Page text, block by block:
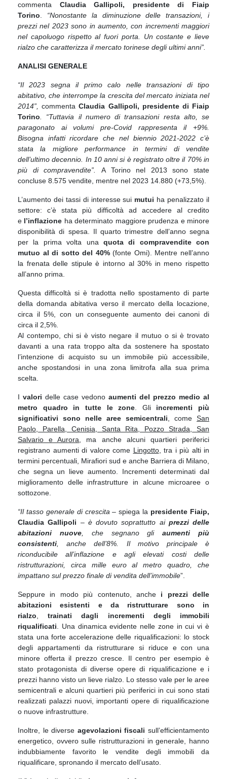
commenta Claudia Gallipoli, presidente di Fiaip
Torino
“Nonostante la diminuzione delle transazioni, i
prezzi nel 2023 sono in aumento, con incrementi maggiori
nel capoluogo rispetto al fuori porta. Un costante e lieve
rialzo che caratterizza il mercato torinese degli ultimi anni”.
ANALISI GENERALE
“Il 2023 segna il primocalo nelle transazioni di tipo
abitativo, che interrompe la crescita del mercato iniziata nel
2014”,
commentaClaudia Gallipoli, presidente di Fiaip
Torino . “Tuttavia il numero di transazioni resta alto, se
paragonato ai volumi pre-Covid rappresenta il +9%.
Bisogna infatti ricordare che nel biennio 2021-2022 c’è
stata la migliore performance in termini di vendite
dell’ultimo decennio. In 10 anni si è registrato oltre il 70% in
più di compravendite”. A Torino nel 2013 sono state
concluse 8.575 vendite, mentre nel 2023 14.880 (+73,5%).
L’aumento dei tassi di interesse sui mutui ha penalizzato il
settore: c’è stata più difficoltà ad accedere al credito
e l’inflazione ha determinato maggiore prudenza e minore
disponibilità di spesa. Il quarto trimestre dell’anno segna
per la prima volta una quota di compravendite con
mutuo al di sotto del 40%(fonte Omi). Mentre nell’anno
la frenata delle stipule è intorno al 30% in meno rispetto
all’anno prima.
Questa difficoltà si è tradotta nello spostamento di parte
della domanda abitativa verso il mercato della locazione,
circa il 5%, con un conseguente aumento dei canoni di
circa il 2,5%.
Al contempo, chi si è visto negare il mutuo o si è trovato
davanti a una rata troppo alta da sostenere ha spostato
l’intenzione di acquisto su un immobile più accessibile,
anche spostandosi in una zona limitrofa alla sua prima
scelta.
I valori delle case vedono aumenti del prezzo medio al
metro quadro
in tutte le zone . Gli incrementi più
significativi sono nelle aree semicentrali , come San
Paolo, Parella, Cenisia, Santa Rita, Pozzo Strada, San
Salvario e Aurora , ma anche alcuni quartieri periferici
registrano aumenti di valore come Lingotto, tra i più alti in
termini percentuali, Mirafiori sud e anche Barriera di Milano,
che segna un lieve aumento. Incrementi determinati dal
miglioramento delle infrastrutture in alcune microaree o
sottozone.
“Il tasso generale di crescita – spiega la presidente Fiaip,
Claudia Gallipoli – è dovuto soprattutto ai prezzi delle
abitazioni nuove, che segnano gliaumenti più
consistenti , anche dell’8%. Il motivo principale è
riconducibile all’inflazione e agli elevati costi delle
ristrutturazioni, circa mille euro al metro quadro, che
impattano sul prezzo finale di vendita dell’immobile”.
Seppure in modo più contenuto, anchei prezzi delle
abitazioni esistenti e da ristrutturare sono in
rialzo ,trainati dagli incrementi degli immobili
riqualificati . Una dinamica evidente nelle zone in cui vi è
stata una forte accelerazione delle riqualificazioni: lo stock
degli appartamenti da ristrutturare si riduce e con una
minore offerta il prezzo cresce. Il centro per esempio è
stato protagonista di diverse opere di riqualificazione e i
prezzi hanno visto un lieve rialzo. Lo stesso vale per le aree
semicentrali e alcuni quartieri più periferici in cui sono stati
realizzati palazzi nuovi, importanti opere di riqualificazione
o nuove infrastrutture.
Inoltre, le diverse agevolazioni fiscali sull’efficientamento
energetico, ovvero sulle ristrutturazioni in generale, hanno
indubbiamente favorito le vendite degli immobili da
riqualificare, spronando il mercato dell’usato.